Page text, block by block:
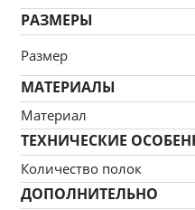
РАЗМЕРЫ
Размер
МАТЕРИАЛЫ
Материал
ТЕХНИЧЕСКИЕ
Количество полок
ДОПОЛНИТЕЛЬНО